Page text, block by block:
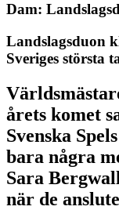
Dam:
Landslagsduon
Sveriges största
årets komet
Svenska
bara några
Sara
när de